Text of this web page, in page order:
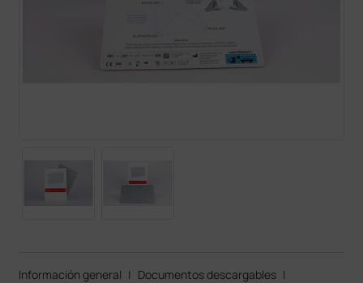
Información general | Documentos descargables |